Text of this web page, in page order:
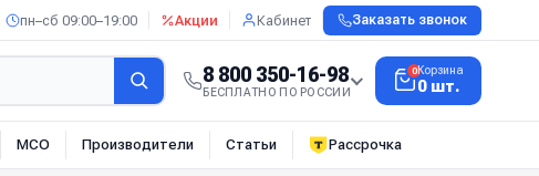
пн–сб 09:00–19:00 Акции Кабинет Заказать звонок
8 800 350-16-98
БЕСПЛАТНО ПО РОССИИ
0Корзина
0 шт.
МСО Производители Статьи Рассрочка